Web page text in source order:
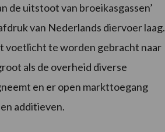
de uitstoot van broeikasgassen’
van Nederlands diervoer laag.
voetlicht te worden gebracht naar
als de overheid diverse
en er open markttoegang
additieven.